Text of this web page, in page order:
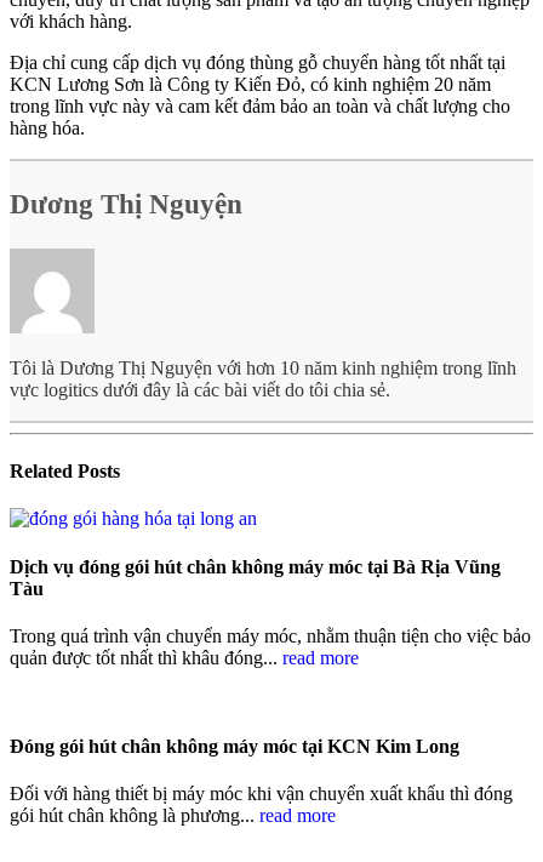
với khách hàng.
Địa chỉ cung cấp dịch vụ đóng thùng gỗ chuyển hàng tốt nhất tại
KCN Lương Sơn là Công ty Kiến Đỏ, có kinh nghiệm 20 năm
trong lĩnh vực này và cam kết đảm bảo an toàn và chất lượng cho
hàng hóa.
Dương Thị Nguyện
Tôi là Dương Thị Nguyện với hơn 10 năm kinh nghiệm trong lĩnh
vực logitics dưới đây là các bài viết do tôi chia sẻ.
Related Posts
Dịch vụ đóng gói hút chân không máy móc tại Bà Rịa Vũng
Tàu
Trong quá trình vận chuyển máy móc, nhằm thuận tiện cho việc bảo
quản được tốt nhất thì khâu đóng... read more
Đóng gói hút chân không máy móc tại KCN Kim Long
Đối với hàng thiết bị máy móc khi vận chuyển xuất khẩu thì đóng
gói hút chân không là phương... read more